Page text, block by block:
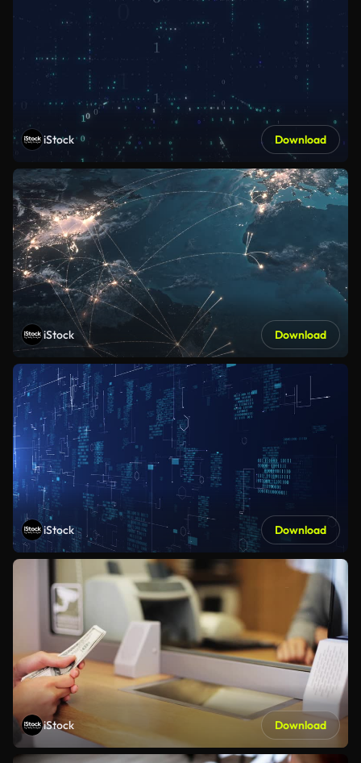
iStock Download
iStock Download
iStock Download
iStock Download